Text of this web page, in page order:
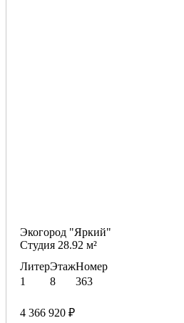
Экогород "Яркий"
Студия 28.92 м²
Литер
1
Этаж
8
Номер
363
4 366 920 ₽